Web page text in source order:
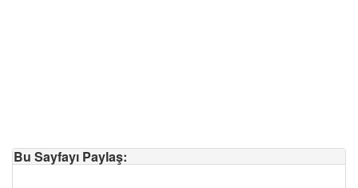
Bu Sayfayı Paylaş: